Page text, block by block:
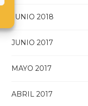
JUNIO 2018
JUNIO 2017
MAYO 2017
ABRIL 2017